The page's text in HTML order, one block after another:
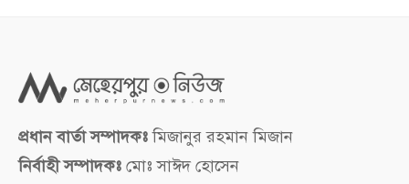
প্রধান বার্তা সম্পাদকঃমিজানুর রহমান মিজান
নির্বাহী সম্পাদকঃ মোঃ সাঈদ হোসেন